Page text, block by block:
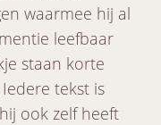
waarmee hij al
leefbaar
staan korte
tekst is
ook zelf heeft